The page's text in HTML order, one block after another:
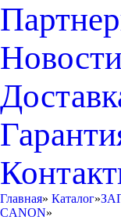
Новости
Главная» Каталог»
CANON»